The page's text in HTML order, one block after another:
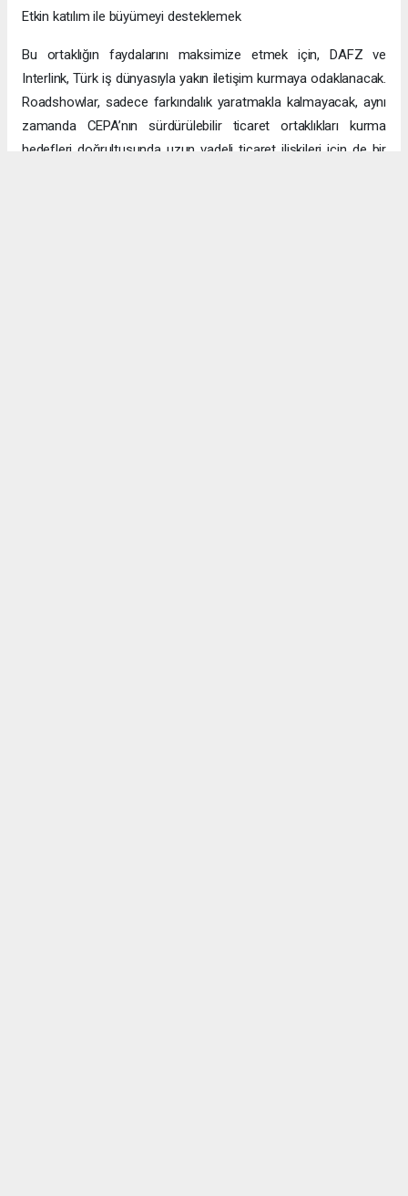
Etkin katılım ile büyümeyi desteklemek
Bu ortaklığın faydalarını maksimize etmek için, DAFZ ve
Interlink, Türk iş dünyasıyla yakın iletişim kurmaya odaklanacak.
Roadshowlar, sadece farkındalık yaratmakla kalmayacak, aynı
zamanda CEPA’nın sürdürülebilir ticaret ortaklıkları kurma
hedefleri doğrultusunda uzun vadeli ticaret ilişkileri için de bir